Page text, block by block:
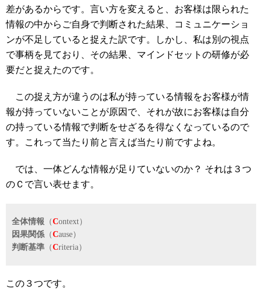
差があるからです。言い方を変えると、お客様は限られた
情報の中からご自身で判断された結果、コミュニケーショ
ンが不足していると捉えた訳です。しかし、私は別の視点
で事柄を見ており、その結果、マインドセットの研修が必
要だと捉えたのです。
この捉え方が違うのは私が持っている情報をお客様が情
報が持っていないことが原因で、それが故にお客様は自分
の持っている情報で判断をせざるを得なくなっているので
す。これって当たり前と言えば当たり前ですよね。
では、一体どんな情報が足りていないのか？ それは３つ
のＣで言い表せます。
全体情報 （Context）
因果関係 （Cause）
判断基準 （Criteria）
この３つです。